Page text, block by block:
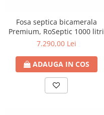
Fosa septica bicamerala
Premium, RoSeptic 1000 litri
7.290,00 Lei
ADAUGA IN COS